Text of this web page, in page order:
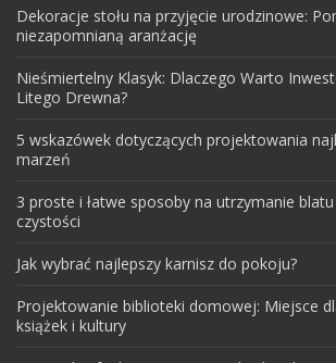
Dekoracje stołu na przyjęcie urodzinowe:
niezapomnianą aranżację
Nieśmiertelny Klasyk: Dlaczego Warto
Litego Drewna?
5 wskazówek dotyczących projektowania
marzeń
3 proste i łatwe sposoby na utrzymanie
czystości
Jak wybrać najlepszy karnisz do pokoju?
Projektowanie biblioteki domowej: Miejsce
książek i kultury